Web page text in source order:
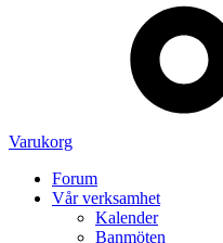
Varukorg
Forum
Vår verksamhet
Kalender
Banmöten